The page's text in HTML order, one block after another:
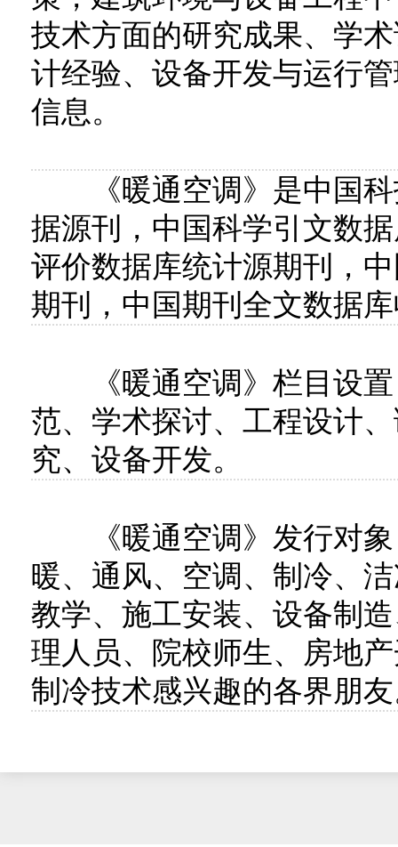
技术方面的研究成果、学
计经验、设备开发与运行
信息。
《暖通空调》是中国科
据源刊，中国科学引文数
评价数据库统计源期刊，
期刊，中国期刊全文数据
《暖通空调》栏目设置
范、学术探讨、工程设计
究、设备开发。
《暖通空调》发行对象
暖、通风、空调、制冷、
教学、施工安装、设备制
理人员、院校师生、房地
制冷技术感兴趣的各界朋